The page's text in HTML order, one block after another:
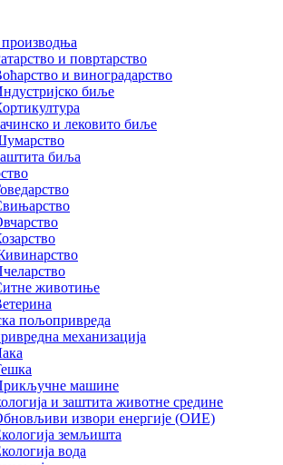
и повртарство
и виноградарство
биље
и лековито биље
биља
животиње
пољопривреда
механизација
машине
и заштита животне средине
извори енергије (ОИЕ)
земљишта
вода